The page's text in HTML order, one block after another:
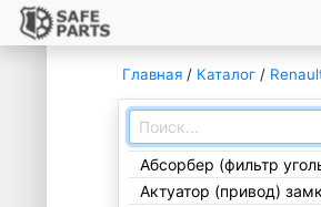
Главная / Каталог /
Абсорбер (фильтр
Актуатор (привод)